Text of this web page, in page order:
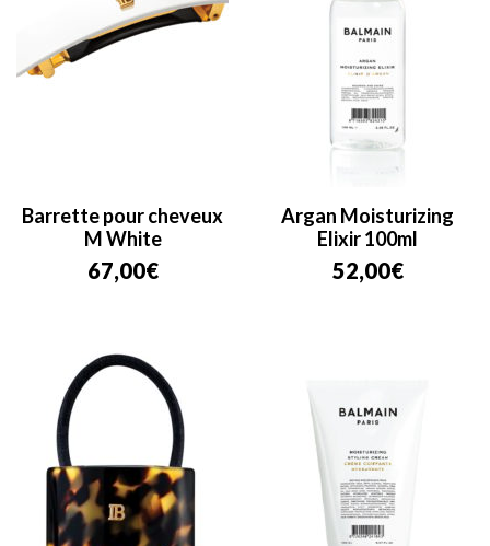
Barrette pour cheveux
M White
67,00€
Argan Moisturizing
Elixir 100ml
52,00€